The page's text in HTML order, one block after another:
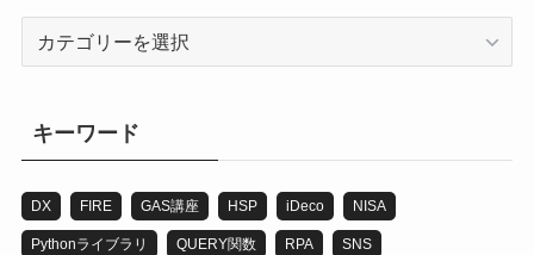
キーワード
DX FIRE GAS講座 HSP iDeco NISA
Pythonライブラリ QUERY関数 RPA SNS